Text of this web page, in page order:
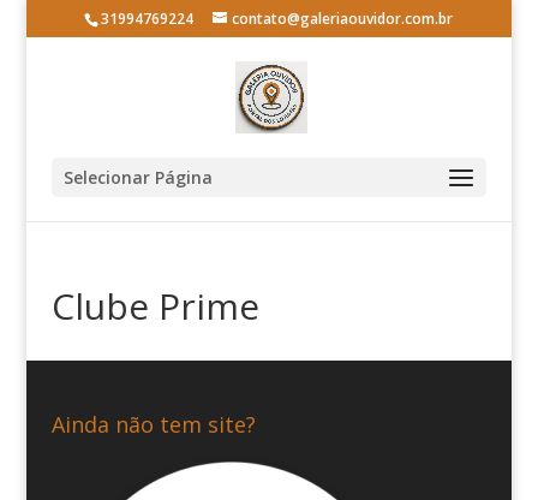
31994769224 contato@galeriaouvidor.com.br
Selecionar Página
Clube Prime
Ainda não tem site?